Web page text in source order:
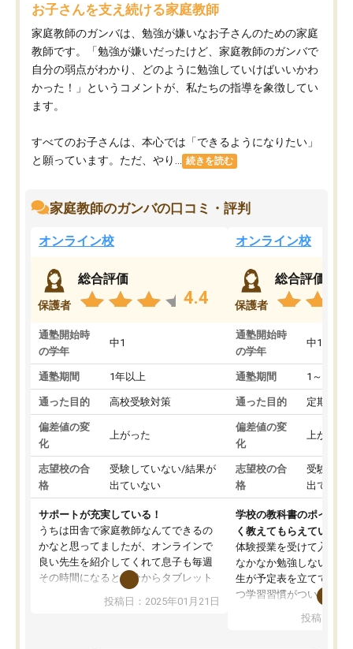
お子さんを支え続ける家庭教師
家庭教師のガンバは、勉強が嫌いなお子さんのための家庭
教師です。「勉強が嫌いだったけど、家庭教師のガンバで
自分の弱点がわかり、どのように勉強していけばいいかわ
かった！」というコメントが、私たちの指導を象徴してい
ます。
すべてのお子さんは、本心では「できるようになりたい」
と願っています。ただ、やり...
続きを読む
家庭教師のガンバの口コミ・評判
オンライン校
保護者
総合評価
4.4
通塾開始時
の学年
中1
通塾期間 1年以上
通った目的 高校受験対策
偏差値の変
化
上がった
志望校の合
格
受験していない/結果が
出ていない
サポートが充実している！
うちは田舎で家庭教師なんてできるの
かなと思ってましたが、オンラインで
良い先生を紹介してくれて息子も毎週
その時間になると自分からタブレット
を開いてzoomを繋げるようになりまし
た！5科目なんでもOKなのもとても気
投稿日：2025年01月21日
オンライン校
保護者
総合評価
通塾開始時
の学年
中1
通塾期間 1～3ヵ月
通った目的 定期テス
偏差値の変
化
上がった
志望校の合
格
受験して
出ていな
学校の教科書のポイント
く教えてもらえている
体験授業を受けて入塾し
なかなか勉強しない息子
生が予定表を立ててくれ
つ学習習慣がついてきま
指導が無い日も予定表
投稿日：